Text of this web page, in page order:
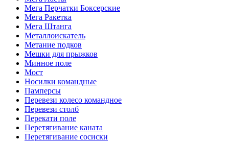
Мега Перчатки Боксерские
Мега Ракетка
Мега Штанга
Металлоискатель
Метание подков
Мешки для прыжков
Минное поле
Мост
Носилки командные
Памперсы
Перевези колесо командное
Перевези столб
Перекати поле
Перетягивание каната
Перетягивание сосиски